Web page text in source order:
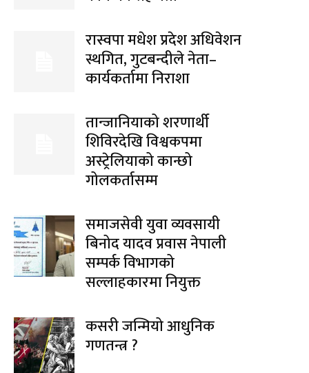
रास्वपा मधेश प्रदेश अधिवेशन
स्थगित, गुटबन्दीले नेता–
कार्यकर्तामा निराशा
तान्जानियाको शरणार्थी
शिविरदेखि विश्वकपमा
अस्ट्रेलियाको कान्छो
गोलकर्तासम्म
समाजसेवी युवा व्यवसायी
बिनोद यादव प्रवास नेपाली
सम्पर्क विभागको
सल्लाहकारमा नियुक्त
कसरी जन्मियो आधुनिक
गणतन्त्र ?